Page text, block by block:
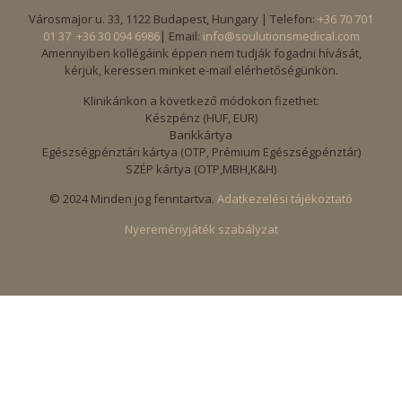
Városmajor u. 33, 1122 Budapest, Hungary | Telefon: +36 70 701
01 37 +36 30 094 6986| Email: info@soulutionsmedical.com
Amennyiben kollégáink éppen nem tudják fogadni hívását,
kérjük, keressen minket e-mail elérhetőségünkön.
Klinikánkon a következő módokon fizethet:
Készpénz (HUF, EUR)
Bankkártya
Egészségpénztári kártya (OTP, Prémium Egészségpénztár)
SZÉP kártya (OTP,MBH,K&H)
© 2024 Minden jog fenntartva. Adatkezelési tájékoztató
Nyereményjáték szabályzat